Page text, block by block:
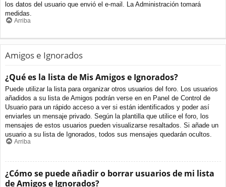
los datos del usuario que envió el e-mail. La Administración tomará
medidas.
Arriba
Amigos e Ignorados
¿Qué es la lista de Mis Amigos e Ignorados?
Puede utilizar la lista para organizar otros usuarios del foro. Los usuarios
añadidos a su lista de Amigos podrán verse en en Panel de Control de
Usuario para un rápido acceso a ver si están identificados y poder así
enviarles un mensaje privado. Según la plantilla que utilice el foro, los
mensajes de estos usuarios pueden visualizarse resaltados. Si añade un
usuario a su lista de Ignorados, todos sus mensajes quedarán ocultos.
Arriba
¿Cómo se puede añadir o borrar usuarios de mi lista
de Amigos e Ignorados?